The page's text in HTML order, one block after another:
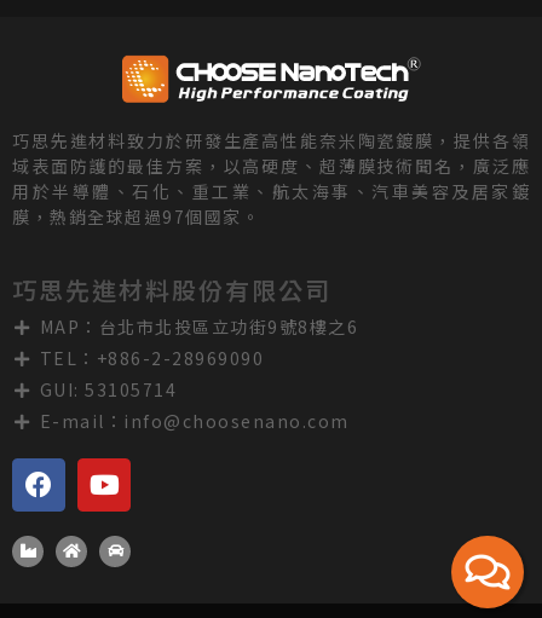
巧思先進材料致力於研發生產高性能奈米陶瓷鍍膜，提供各領
域表面防護的最佳方案，以高硬度、超薄膜技術聞名，廣泛應
用於半導體、石化、重工業、航太海事、汽車美容及居家鍍
膜，熱銷全球超過97個國家。
巧思先進材料股份有限公司
MAP：台北市北投區立功街9號8樓之6
TEL：+886-2-28969090
GUI: 53105714
E-mail： info@choosenano.com